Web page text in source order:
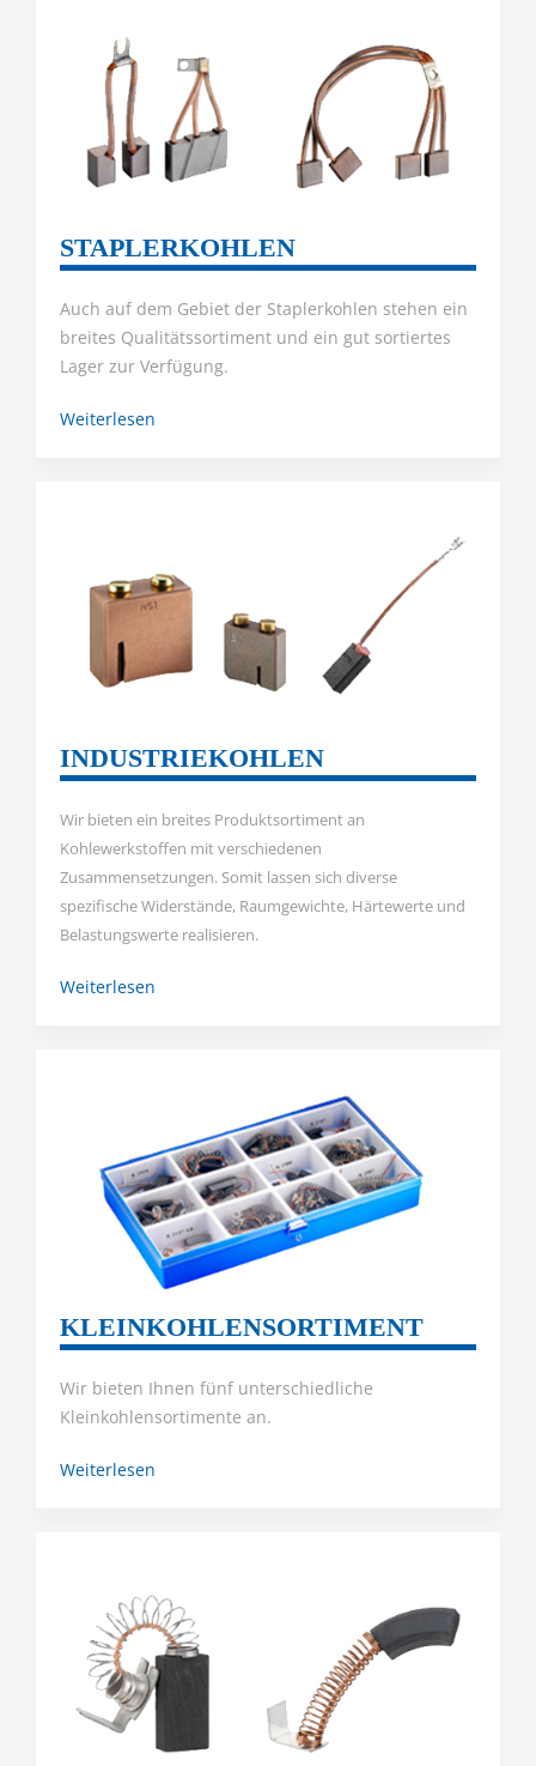
STAPLERKOHLEN
Auch auf dem Gebiet der Staplerkohlen stehen ein
breites Qualitätssortiment und ein gut sortiertes
Lager zur Verfügung.
Weiterlesen
INDUSTRIEKOHLEN
Wir bieten ein breites Produktsortiment an
Kohlewerkstoffen mit verschiedenen
Zusammensetzungen. Somit lassen sich diverse
spezifische Widerstände, Raumgewichte, Härtewerte und
Belastungswerte realisieren.
Weiterlesen
KLEINKOHLENSORTIMENT
Wir bieten Ihnen fünf unterschiedliche
Kleinkohlensortimente an.
Weiterlesen